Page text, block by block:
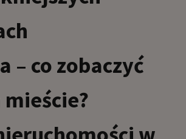
– co zobaczyć